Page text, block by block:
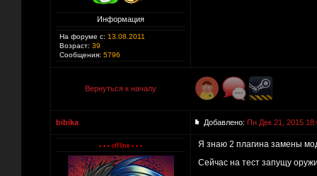
Информация
На форуме с: 13.08.2011
Возраст: 39
Сообщения: 5796
Вернуться к началу
bibika Добавлено: Пн Дек 21, 2015
Я знаю 2 плагина замены
Сейчас на тест запущу